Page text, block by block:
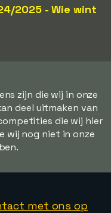
2025 - Wie wint
zijn die wij in onze
deel uitmaken van
die wij hier
wij nog niet in onze
met ons op